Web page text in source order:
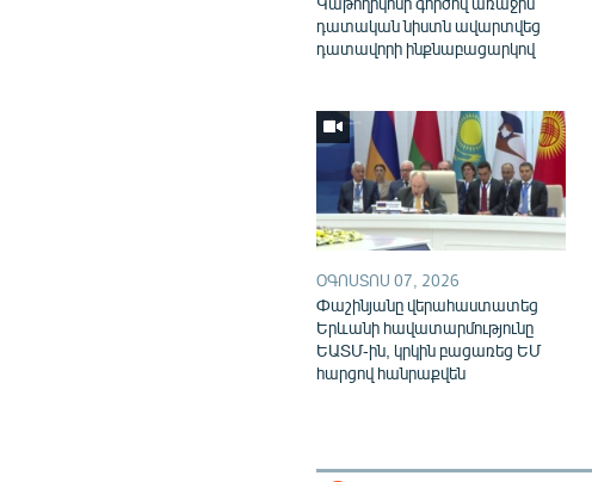
դատական նիստն ավարտվեց
դատավորի ինքնաբացարկով
ՕԳՈՍՏՈՍ 07, 2026
Փաշինյանը վերահաստատեց
Երևանի հավատարմությունը
ԵԱՏՄ-ին, կրկին բացառեց ԵՄ
հարցով հանրաքվեն